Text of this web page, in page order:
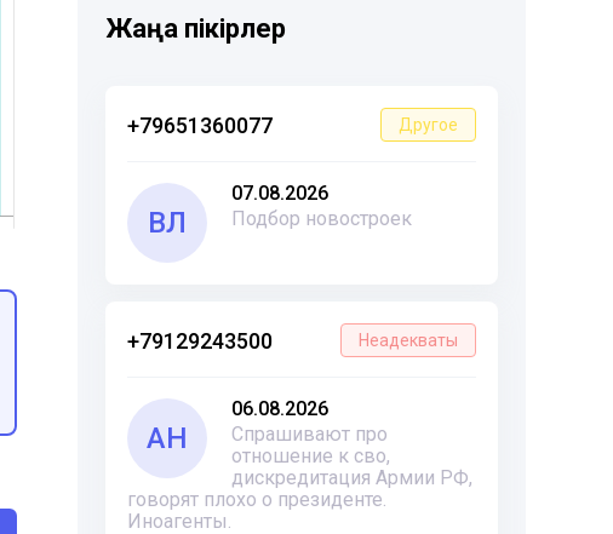
Жаңа пікірлер
+79651360077 Другое
ВЛ
07.08.2026
Подбор новостроек
+79129243500 Неадекваты
АН
06.08.2026
Спрашивают про
отношение к сво,
дискредитация Армии РФ,
говорят плохо о президенте.
Иноагенты.